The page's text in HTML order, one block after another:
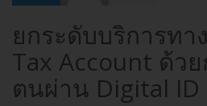
ยกระดับบริการทา
Tax Account ด้ว
ตนผ่าน Digital ID